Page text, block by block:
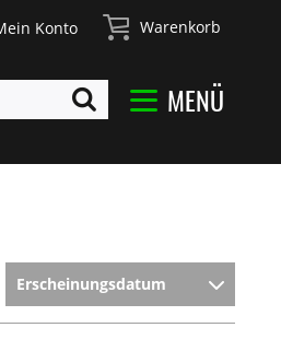
Konto Warenkorb
MENÜ